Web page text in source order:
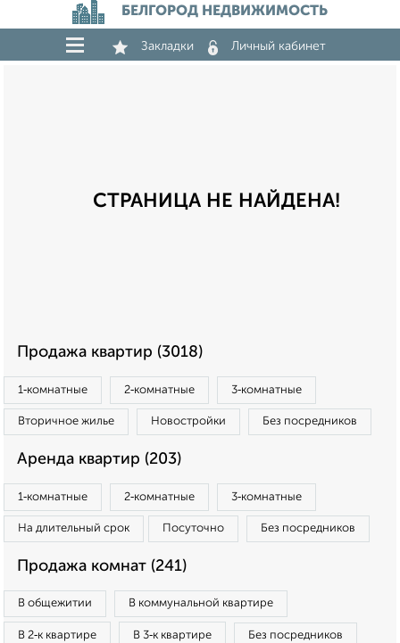
БЕЛГОРОД НЕДВИЖИМОСТЬ
Закладки Личный кабинет
СТРАНИЦА НЕ НАЙДЕНА!
Продажа квартир (3018)
1‑комнатные 2‑комнатные 3‑комнатные
Вторичное жилье Новостройки Без посредников
Аренда квартир (203)
1‑комнатные 2‑комнатные 3‑комнатные
На длительный срок Посуточно Без посредников
Продажа комнат (241)
В общежитии В коммунальной квартире
В 2‑к квартире В 3‑к квартире Без посредников